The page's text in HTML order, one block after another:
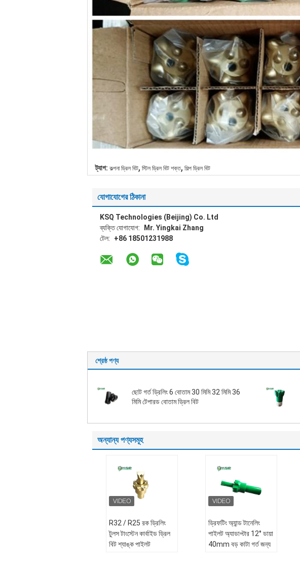
ট্যাগ: কল্পনা ড্রিল বিট, স্টিল ড্রিল বিট শক্ত, শিল্প ড্রিল বিট
যোগাযোগের ঠিকানা
KSQ Technologies (Beijing) Co. Ltd
ব্যক্তি যোগাযোগ:
Mr. Yingkai Zhang
টেল:
+86 18501231988
শ্রেষ্ঠ পণ্য
ছোট গর্ত ড্রিলিং 6 বোতাম 30 মিমি 32 মিমি 36
মিমি টেপারড বোতাম ড্রিল বিট
অন্যান্য পণ্যসমূহ
R32 / R25 রক ড্রিলিং
টুলস টাংস্টেন কার্বাইড ড্রিল
বিট শ্যাঙ্ক পাইলট
ড্রিফটিং অ্যান্ড টানেলিং
পাইলট অ্যাডাপ্টার 12° ডায়া
40mm বড় কাটা গর্ত জন্য